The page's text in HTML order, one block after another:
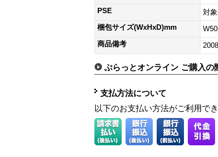
PSE
対
梱包サイズ(WxHxD)mm
商品備考
ぷらっとオンライン ご購入の
支払方法について
以下のお支払い方法がご利用で